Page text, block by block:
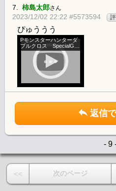
7. 柿島太郎さん
2023/12/02 22:22 #5573594 評
ぴゅううう
Pモンスターハンターダ
ブルクロス SpecialGuil
dQuest
返信
- 9
<< 次のページ